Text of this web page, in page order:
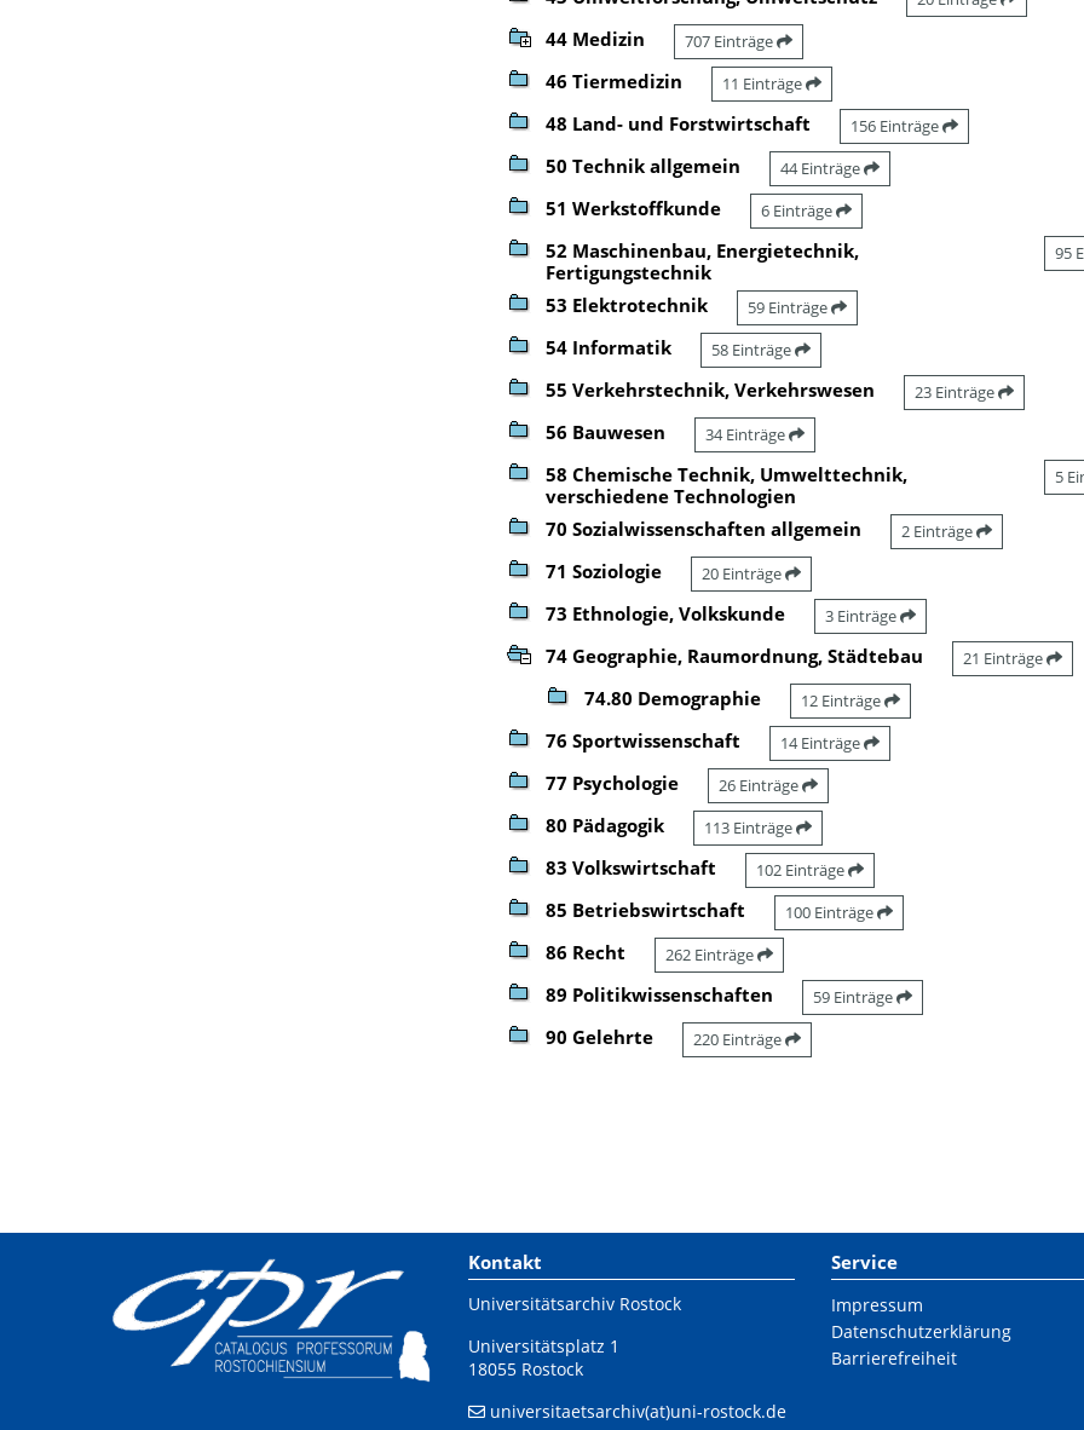
44 Medizin 707 Einträge
46 Tiermedizin 11 Einträge
48 Land- und Forstwirtschaft 156 Einträge
50 Technik allgemein 44 Einträge
51 Werkstoffkunde 6 Einträge
52 Maschinenbau, Energietechnik,
Fertigungstechnik
95
53 Elektrotechnik 59 Einträge
54 Informatik 58 Einträge
55 Verkehrstechnik, Verkehrswesen 23 Einträge
56 Bauwesen 34 Einträge
58 Chemische Technik, Umwelttechnik,
verschiedene Technologien
5
70 Sozialwissenschaften allgemein 2 Einträge
71 Soziologie 20 Einträge
73 Ethnologie, Volkskunde 3 Einträge
74 Geographie, Raumordnung, Städtebau 21 Einträge
74.80 Demographie 12 Einträge
76 Sportwissenschaft 14 Einträge
77 Psychologie 26 Einträge
80 Pädagogik 113 Einträge
83 Volkswirtschaft 102 Einträge
85 Betriebswirtschaft 100 Einträge
86 Recht 262 Einträge
89 Politikwissenschaften 59 Einträge
90 Gelehrte 220 Einträge
Kontakt
Universitätsarchiv Rostock
Universitätsplatz 1
18055 Rostock
universitaetsarchiv(at)uni-rostock.de
Service
Impressum
Datenschutzerklärung
Barrierefreiheit